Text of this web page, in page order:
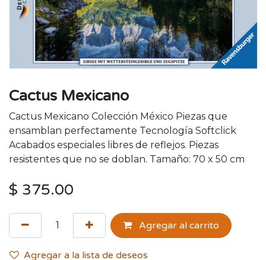
Cactus Mexicano
Cactus Mexicano Colección México Piezas que
ensamblan perfectamente Tecnología Softclick
Acabados especiales libres de reflejos. Piezas
resistentes que no se doblan. Tamaño: 70 x 50 cm
$ 375.00
Agregar al carrito
Agregar a la lista de deseos